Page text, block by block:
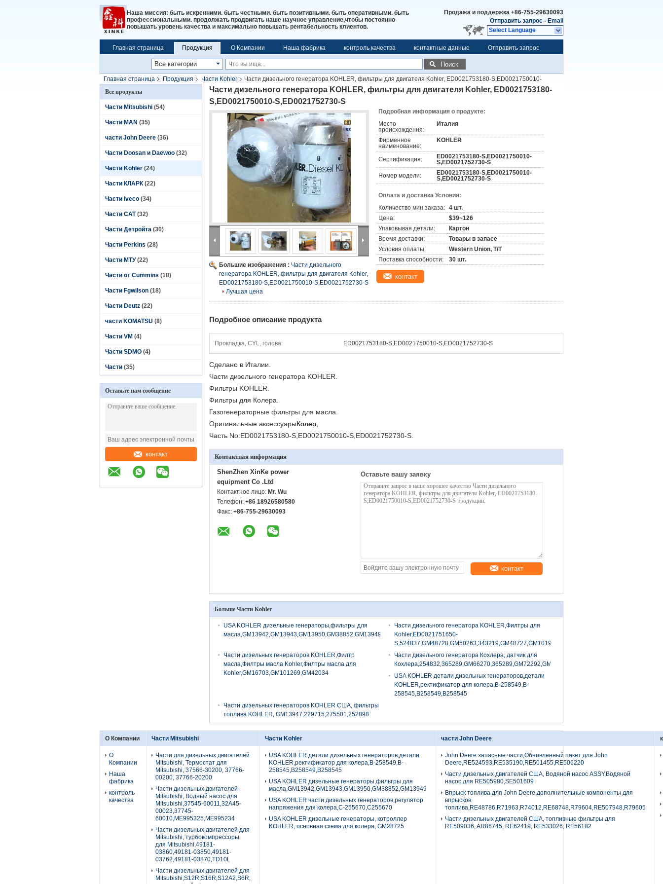
Наша миссия: быть искренними. быть честными. быть позитивными. быть оперативными. быть
профессиональными. продолжать продвигать наше научное управление,чтобы постоянно
повышать уровень качества и максимально повышать рентабельность клиентов.
Продажа и поддержка +86-755-29630093
Отправить запрос - Email
Select Language
Главная страница Продукция О Компании Наша фабрика контроль качества контактные данные Отправить запрос
Поиск
Главная страница Продукция Части Kohler
Части дизельного генератора KOHLER, фильтры для двигателя Kohler, ED0021753180-S,ED0021750010-
S,ED0021752730-S
Все продукты
Части Mitsubishi (54)
Части MAN (35)
части John Deere (36)
Части Doosan и Daewoo (32)
Части Kohler (24)
Части КЛАРК (22)
Части Iveco (34)
Части CAT (32)
Части Детройта (30)
Части Perkins (28)
Части МТУ (22)
Части от Cummins (18)
Части Fgwilson (18)
Части Deutz (22)
части KOMATSU (8)
Части VM (4)
Части SDMO (4)
Части (35)
Оставьте нам сообщение
контакт
Части дизельного генератора KOHLER, фильтры для двигателя Kohler, ED0021753180-
S,ED0021750010-S,ED0021752730-S
Большие изображения : Части дизельного
генератора KOHLER, фильтры для двигателя Kohler,
ED0021753180-S,ED0021750010-S,ED0021752730-S
Лучшая цена
Подробная информация о продукте:
Место
происхождения:
Италия
Фирменное
наименование:
KOHLER
Сертификация:
ED0021753180-S,ED0021750010-
S,ED0021752730-S
Номер модели:
ED0021753180-S,ED0021750010-
S,ED0021752730-S
Оплата и доставка Условия:
Количество мин заказа: 4 шт.
Цена:
$39~126
Упаковывая детали:
Картон
Время доставки:
Товары в запасе
Условия оплаты:
Western Union, T/T
Поставка способности:
30 шт.
контакт
Подробное описание продукта
Прокладка, CYL, голова: ED0021753180-S,ED0021750010-S,ED0021752730-S
Сделано в Италии.
Части дизельного генератора KOHLER.
Фильтры KOHLER.
Фильтры для Колера.
Газогенераторные фильтры для масла.
Оригинальные аксессуарыКолер,
Часть No:ED0021753180-S,ED0021750010-S,ED0021752730-S.
Контактная информация
ShenZhen XinKe power
equipment Co .Ltd
Контактное лицо: Mr. Wu
Телефон: +86 18926580580
Факс: +86-755-29630093
Оставьте вашу заявку
контакт
Больше Части Kohler
USA KOHLER дизельные генераторы,фильтры для
масла,GM13942,GM13943,GM13950,GM38852,GM13949
Части дизельного генератора KOHLER,Филтры для
Kohler,ED0021751650-
S,524837,GM48728,GM50263,343219,GM48727,GM101994,359771
Части дизельных генераторов KOHLER,Филтр
масла,Филтры масла Kohler,Филтры масла для
Kohler,GM16703,GM101269,GM42034
Части дизельного генератора Кохлера, датчик для
Кохлера,254832,365289,GM66270,365289,GM72292,GM70539
USA KOHLER детали дизельных генераторов,детали
KOHLER,ректификатор для колера,B-258549,B-
258545,B258549,B258545
Части дизельных генераторов KOHLER США, фильтры
топлива KOHLER, GM13947,229715,275501,252898
О Компании
О
Компании
Наша
фабрика
контроль
качества
Части Mitsubishi
Части для дизельных двигателей
Mitsubishi, Термостат для
Mitsubishi, 37566-30200, 37766-
00200, 37766-20200
Части дизельных двигателей
Mitsubishi, Водный насос для
Mitsubishi,37545-60011,32A45-
00023,37745-
60010,ME995325,ME995234
Части дизельных двигателей для
Mitsubishi, турбокомпрессоры
для Mitsubishi,49181-
03860,49181-03850,49181-
03762,49181-03870,TD10L
Части дизельных двигателей для
Mitsubishi,S12R,S16R,S12A2,S6R,
Части Kohler
USA KOHLER детали дизельных генераторов,детали
KOHLER,ректификатор для колера,B-258549,B-
258545,B258549,B258545
USA KOHLER дизельные генераторы,фильтры для
масла,GM13942,GM13943,GM13950,GM38852,GM13949
USA KOHLER части дизельных генераторов,регулятор
напряжения для колера,C-255670,C255670
USA KOHLER дизельные генераторы, котроллер
KOHLER, основная схема для колера, GM28725
части John Deere
John Deere запасные части,Обновленный пакет для John
Deere,RE524593,RE535190,RE501455,RE506220
Части дизельных двигателей США, Водяной насос ASSY,Водяной
насос для RE505980,SE501609
Впрыск топлива для John Deere,дополнительные компоненты для
впрысков
топлива,RE48786,R71963,R74012,RE68748,R79604,RE507948,R79605
Части дизельных двигателей США, топливные фильтры для
RE509036, AR86745, RE62419, RE533026, RE56182